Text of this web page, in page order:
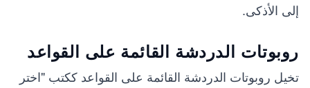
إلى الأذكى.
روبوتات الدردشة القائمة على القواعد
تخيل روبوتات الدردشة القائمة على القواعد ككتب "اختر